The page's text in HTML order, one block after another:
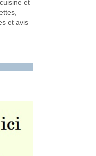
et
et avis